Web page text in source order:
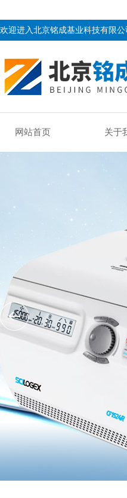
欢迎进入北京铭成基业科技有限公
网站首页 关于